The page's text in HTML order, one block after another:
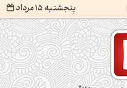
پنجشنبه 15 مرداد